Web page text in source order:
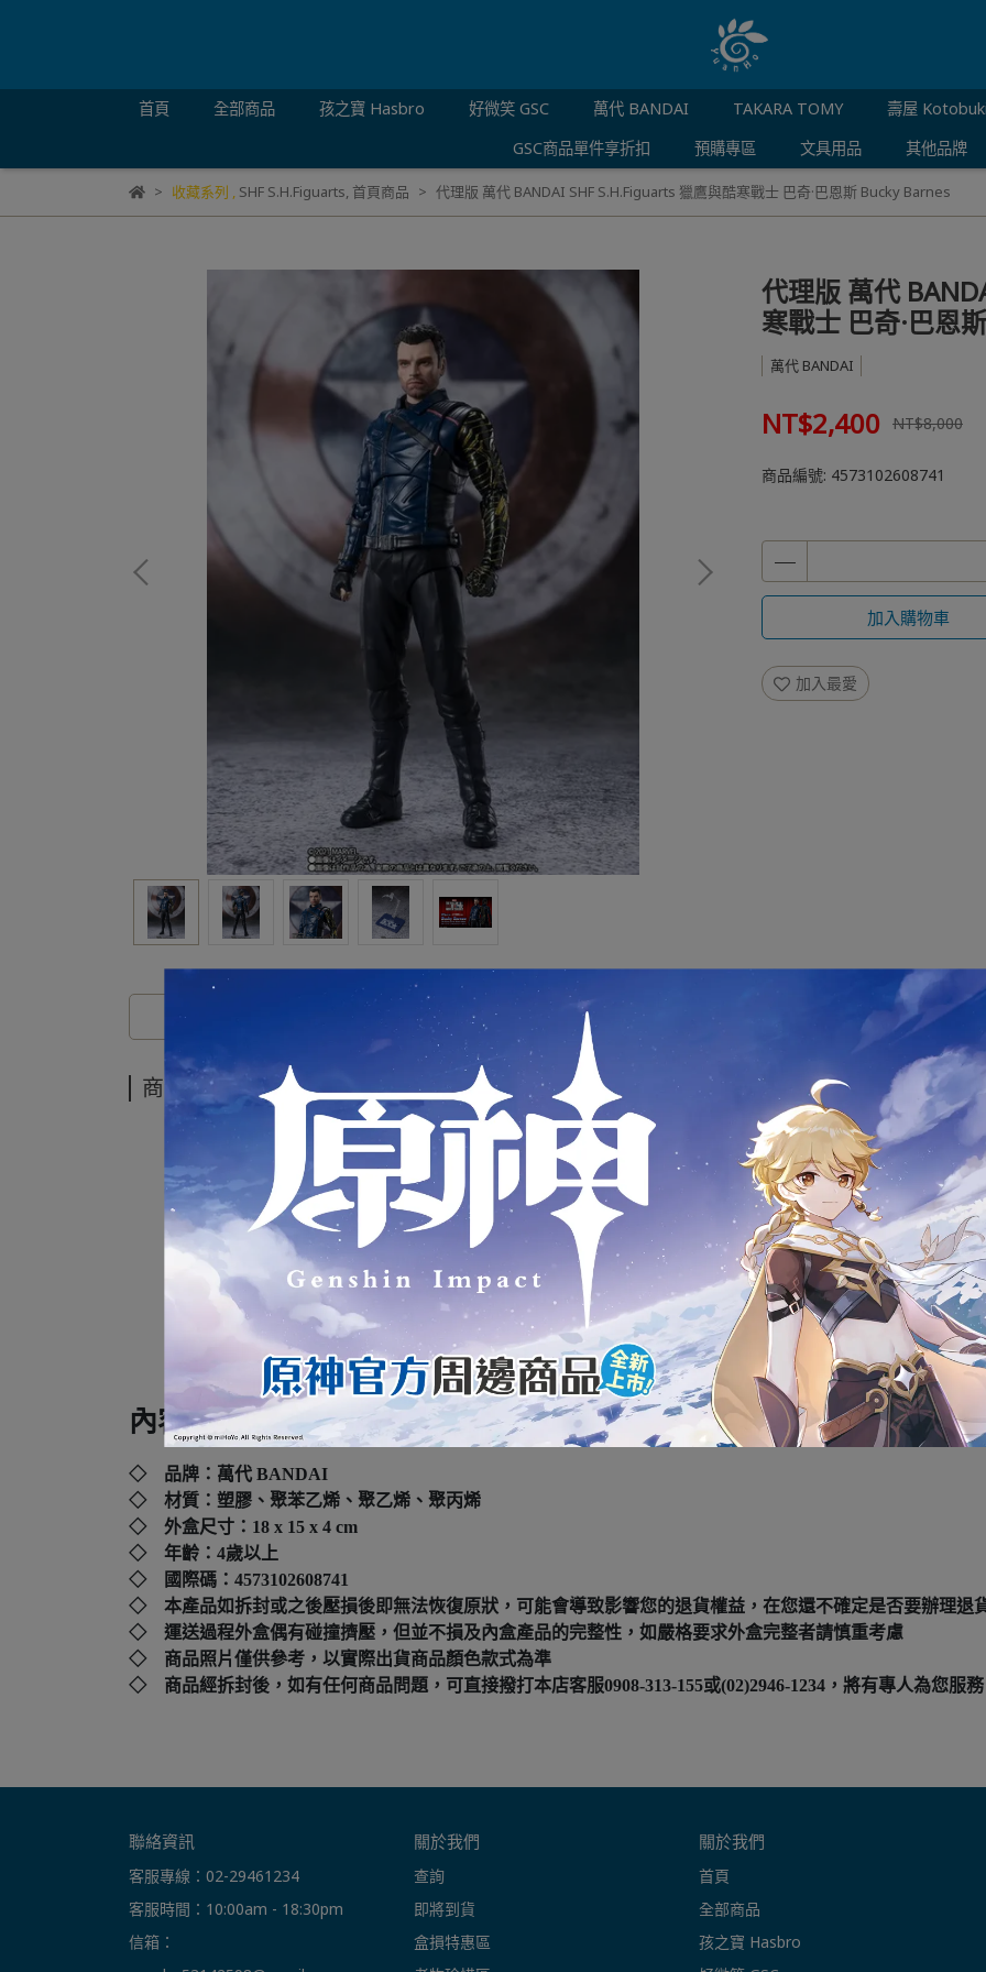
首頁 全部商品 孩之寶 Hasbro 好微笑 GSC 萬代 BANDAI TAKARA TOMY
壽屋
GSC商品單件享折扣
預購專區 文具用品 其他品牌
收藏系列 , SHF S.H.Figuarts, 首頁商品 代理版 萬代 BANDAI SHF S.H.Figuarts 獵鷹與酷寒戰士 巴奇·巴恩斯 Bucky Barnes
代理版 萬代
寒戰士 巴奇·巴恩
萬代 BANDAI
NT$2,400 NT$8,000
商品編號: 4573102608741
加入購物車
加入最愛
商品介紹
代理版 萬代 BANDAI SHF
獵鷹與酷寒戰士 巴奇·巴恩斯 Bucky
全新未拆封
下標前請先詢問
內容規格：
◇ 品牌：萬代 BANDAI
◇ 材質：塑膠、聚苯乙烯、聚乙烯、聚丙烯
◇ 外盒尺寸： 18 x 15 x 4 cm
◇ 年齡：4歲以上
◇ 國際碼： 4573102608741
◇ 本產品如拆封或之後壓損後即無法恢復原狀，可能會導致影響您的退貨權益，在您還不確定是否要辦理退
◇ 運送過程外盒偶有碰撞擠壓，但並不損及內盒產品的完整性，如嚴格要求外盒完整者請慎重考慮
◇ 商品照片僅供參考，以實際出貨商品顏色款式為準
◇ 商品經拆封後，如有任何商品問題，可直接撥打本店客服0908-313-155或(02)2946-1234，將有專人為您服務
聯絡資訊
客服專線：02-29461234
客服時間：10:00am - 18:30pm
信箱：
關於我們
查詢
即將到貨
盒損特惠區
關於我們
首頁
全部商品
孩之寶 Hasbro